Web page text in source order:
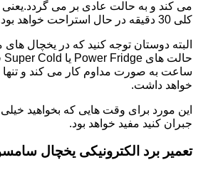
کلی 30 دقیقه در حال استراحت خواهد بود.
البته دوستان توجه کنید که در یخچال های
خواهد داشت.
این مورد برای وقت هایی که بخواهید
جبران کنید مفید خواهد بود.
تعمیر برد الکترونیکی یخچال